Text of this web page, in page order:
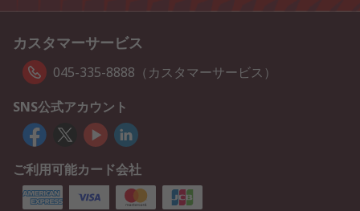
カスタマーサービス
045-335-8888（カスタマーサービス）
SNS公式アカウント
ご利用可能カード会社